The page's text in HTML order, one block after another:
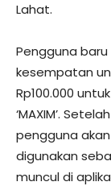
Lahat.
Pengguna
kesempatan
Rp100.000
‘MAXIM’.
pengguna
digunakan
muncul di